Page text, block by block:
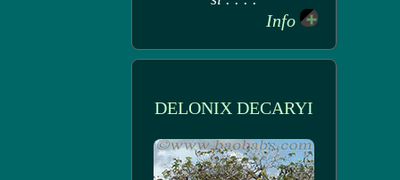
Info
DELONIX DECARYI